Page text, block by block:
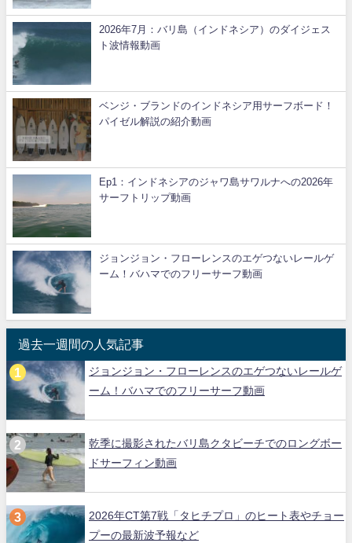
2026年7月：バリ島（インドネシア）のダイジェス
ト波情報動画
ベンジ・ブランドのインドネシア用サーフボード！
パイゼル解説の紹介動画
Ep1：インドネシアのジャワ島サワルナへの2026年
サーフトリップ動画
ジョンジョン・フローレンスのエゲつないレールゲ
ーム！バハマでのフリーサーフ動画
過去一週間の人気記事
ジョンジョン・フローレンスのエゲつないレールゲ
ーム！バハマでのフリーサーフ動画
乾季に撮影されたバリ島クタビーチでのロングボー
ドサーフィン動画
2026年CT第7戦「タヒチプロ」のヒート表やチョー
プーの最新波予報など